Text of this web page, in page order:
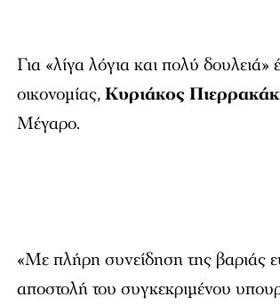
Για «λίγα λόγια και πολύ
οικονομίας,Κυριάκος
Μέγαρο.
«Με πλήρη συνείδηση της βαριάς
αποστολή του συγκεκριμένου